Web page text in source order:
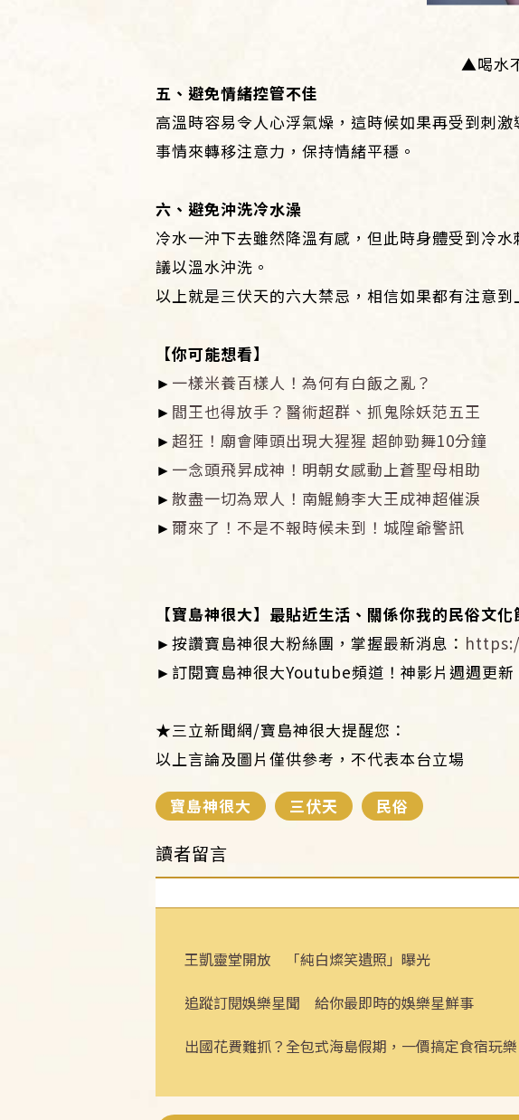
▲喝水
五、避免情緒控管不佳
高溫時容易令人心浮氣燥，這時候如果再受到刺
事情來轉移注意力，保持情緒平穩。
六、避免沖洗冷水澡
冷水一沖下去雖然降溫有感，但此時身體受到冷
議以溫水沖洗。
以上就是三伏天的六大禁忌，相信如果都有注意
【你可能想看】
► 一樣米養百樣人！為何有白飯之亂？
► 閻王也得放手？醫術超群、抓鬼除妖范五王
► 超狂！廟會陣頭出現大猩猩 超帥勁舞10分鐘
► 一念頭飛昇成神！明朝女感動上蒼聖母相助
► 散盡一切為眾人！南鯤鯓李大王成神超催淚
► 爾來了！不是不報時候未到！城隍爺警訊
【寶島神很大】最貼近生活、關係你我的民俗文
►按讚寶島神很大粉絲團，掌握最新消息：
►訂閱寶島神很大Youtube頻道！神影片週週更新
★三立新聞網/寶島神很大提醒您：
以上言論及圖片僅供參考，不代表本台立場
寶島神很大 三伏天 民俗
讀者留言
王凱靈堂開放 「純白燦笑遺照」曝光
追蹤訂閱娛樂星聞 給你最即時的娛樂星鮮事
出國花費難抓？全包式海島假期，一價搞定食宿玩